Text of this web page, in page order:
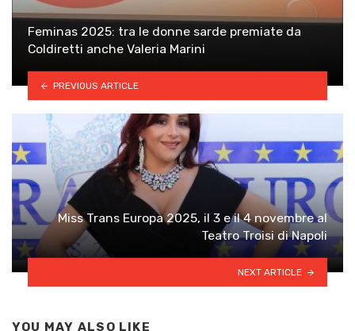
Feminas 2025: tra le donne sarde premiate da
Coldiretti anche Valeria Marini
PREVIOUS ARTICLE
Miss Trans Europa 2025, il 3 e il 4 novembre al
Teatro Troisi di Napoli
NEXT ARTICLE
YOU MAY ALSO LIKE